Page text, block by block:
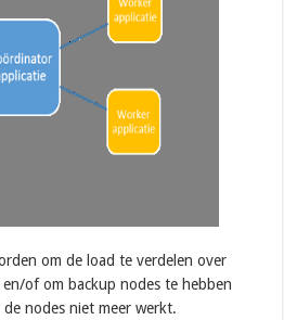
om de load te verdelen over
en/of om backup nodes te hebben
nodes niet meer werkt.